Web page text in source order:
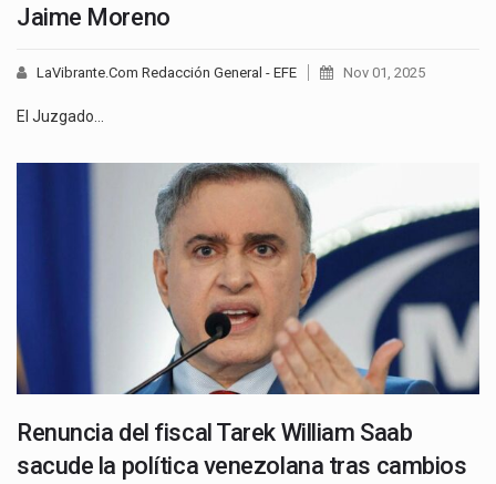
Jaime Moreno
LaVibrante.Com Redacción General - EFE Nov 01, 2025
El Juzgado…
Renuncia del fiscal Tarek William Saab
sacude la política venezolana tras cambios